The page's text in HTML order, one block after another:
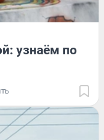
узнаём по